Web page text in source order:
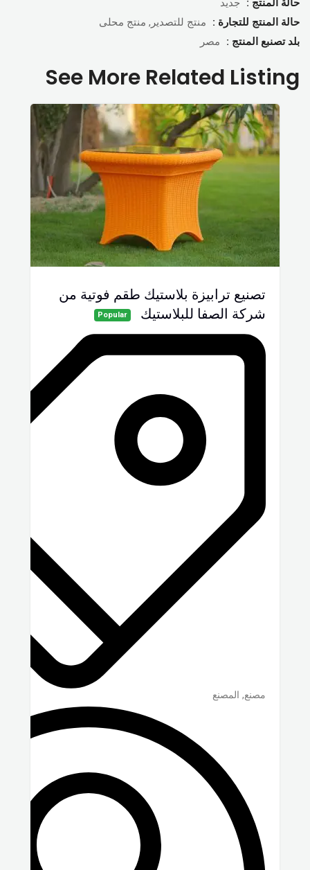
حالة المنتج :
جديد
حالة المنتج للتجارة :
منتج للتصدير, منتج محلى
بلد تصنبع المنتج :
مصر
See More Related Listing
تصنيع ترابيزة بلاستيك طقم فوتية من
شركة الصفا للبلاستيك
Popular
مصنع, المصنع